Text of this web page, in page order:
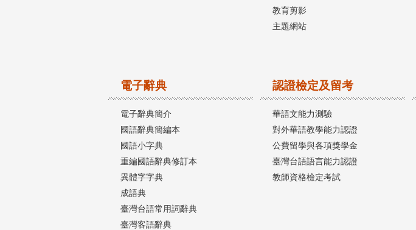
教育剪影
主題網站
電子辭典
電子辭典簡介
國語辭典簡編本
國語小字典
重編國語辭典修訂本
異體字字典
成語典
臺灣台語常用詞辭典
臺灣客語辭典
認證檢定及留考
華語文能力測驗
對外華語教學能力認證
公費留學與各項獎學金
臺灣台語語言能力認證
教師資格檢定考試